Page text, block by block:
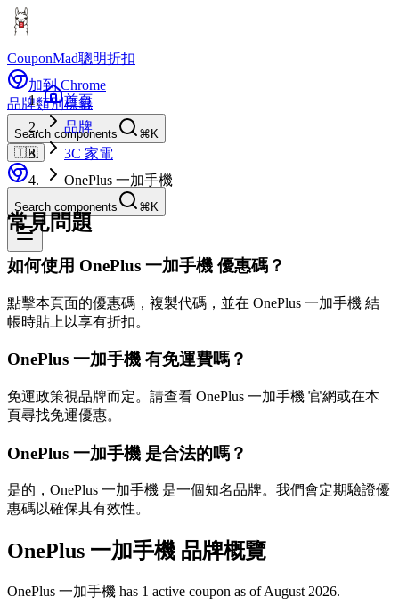
CouponMad聰明折扣
加到 Chrome
品牌類別標籤
Search components
⌘K
🇹🇼
Search components ⌘K
首頁
品牌
3C 家電
OnePlus 一加手機
常見問題
如何使用 OnePlus 一加手機 優惠碼？
點擊本頁面的優惠碼，複製代碼，並在 OnePlus 一加手機 結
帳時貼上以享有折扣。
OnePlus 一加手機 有免運費嗎？
免運政策視品牌而定。請查看 OnePlus 一加手機 官網或在本
頁尋找免運優惠。
OnePlus 一加手機 是合法的嗎？
是的，OnePlus 一加手機 是一個知名品牌。我們會定期驗證優
惠碼以確保其有效性。
OnePlus 一加手機 品牌概覽
OnePlus 一加手機 has 1 active coupon as of August 2026.